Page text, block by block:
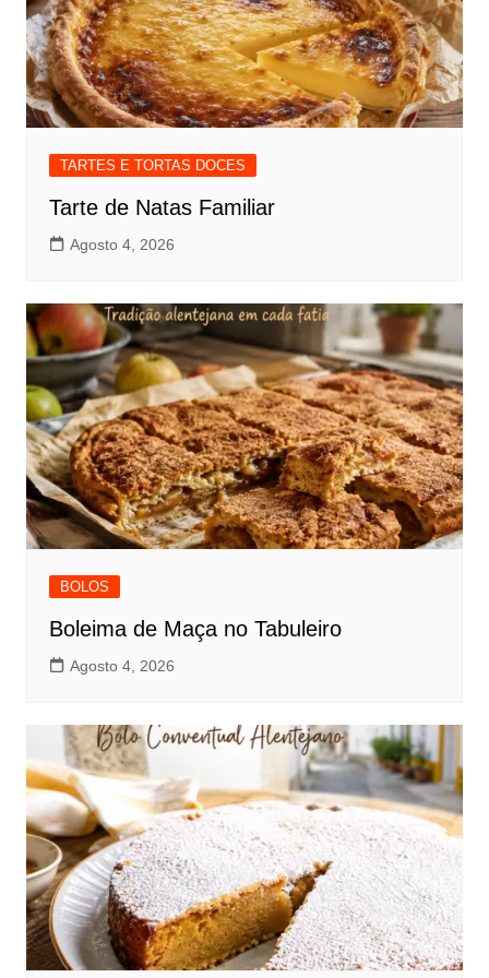
TARTES E TORTAS DOCES
Tarte de Natas Familiar
Agosto 4, 2026
BOLOS
Boleima de Maça no Tabuleiro
Agosto 4, 2026